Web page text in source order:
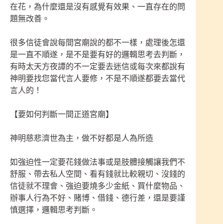
在花，為什麼還是沒有感覺有效果、一直存在的問
題無改善。
很多信徒會說每間宮廟說的都不一樣，處理後怎還
是一直不順遂，是不是要有好的邏輯思考去判斷，
有時太天方夜譚的不一定要去迷信或每次來都說有
神明要找您當代言人要修，不是不順遂都要去當代
言人的！
【要如何判斷一間正道宮廟】
神明慈悲濟世為主，做不好都是人為所造
如強迫性一定要花錢做法事或是肢體接觸讓我們不
舒服、帶去私人空間、看有錢就比較親切、沒錢的
信徒就不理會、強迫要燒多少金紙、買什麼物品、
辦事人行為不好、賭博、借錢、德行差，還是要謹
慎選擇，邏輯思考判斷。